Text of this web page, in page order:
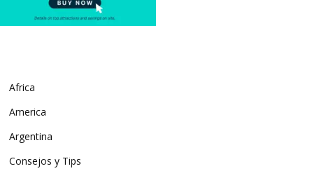
Africa
America
Argentina
Consejos y Tips